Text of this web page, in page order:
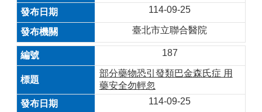
114-09-25
臺北市立聯合醫院
187
部分藥物恐引發類巴金森氏症 用
藥安全勿輕忽
114-09-25